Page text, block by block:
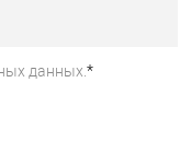
данных. *